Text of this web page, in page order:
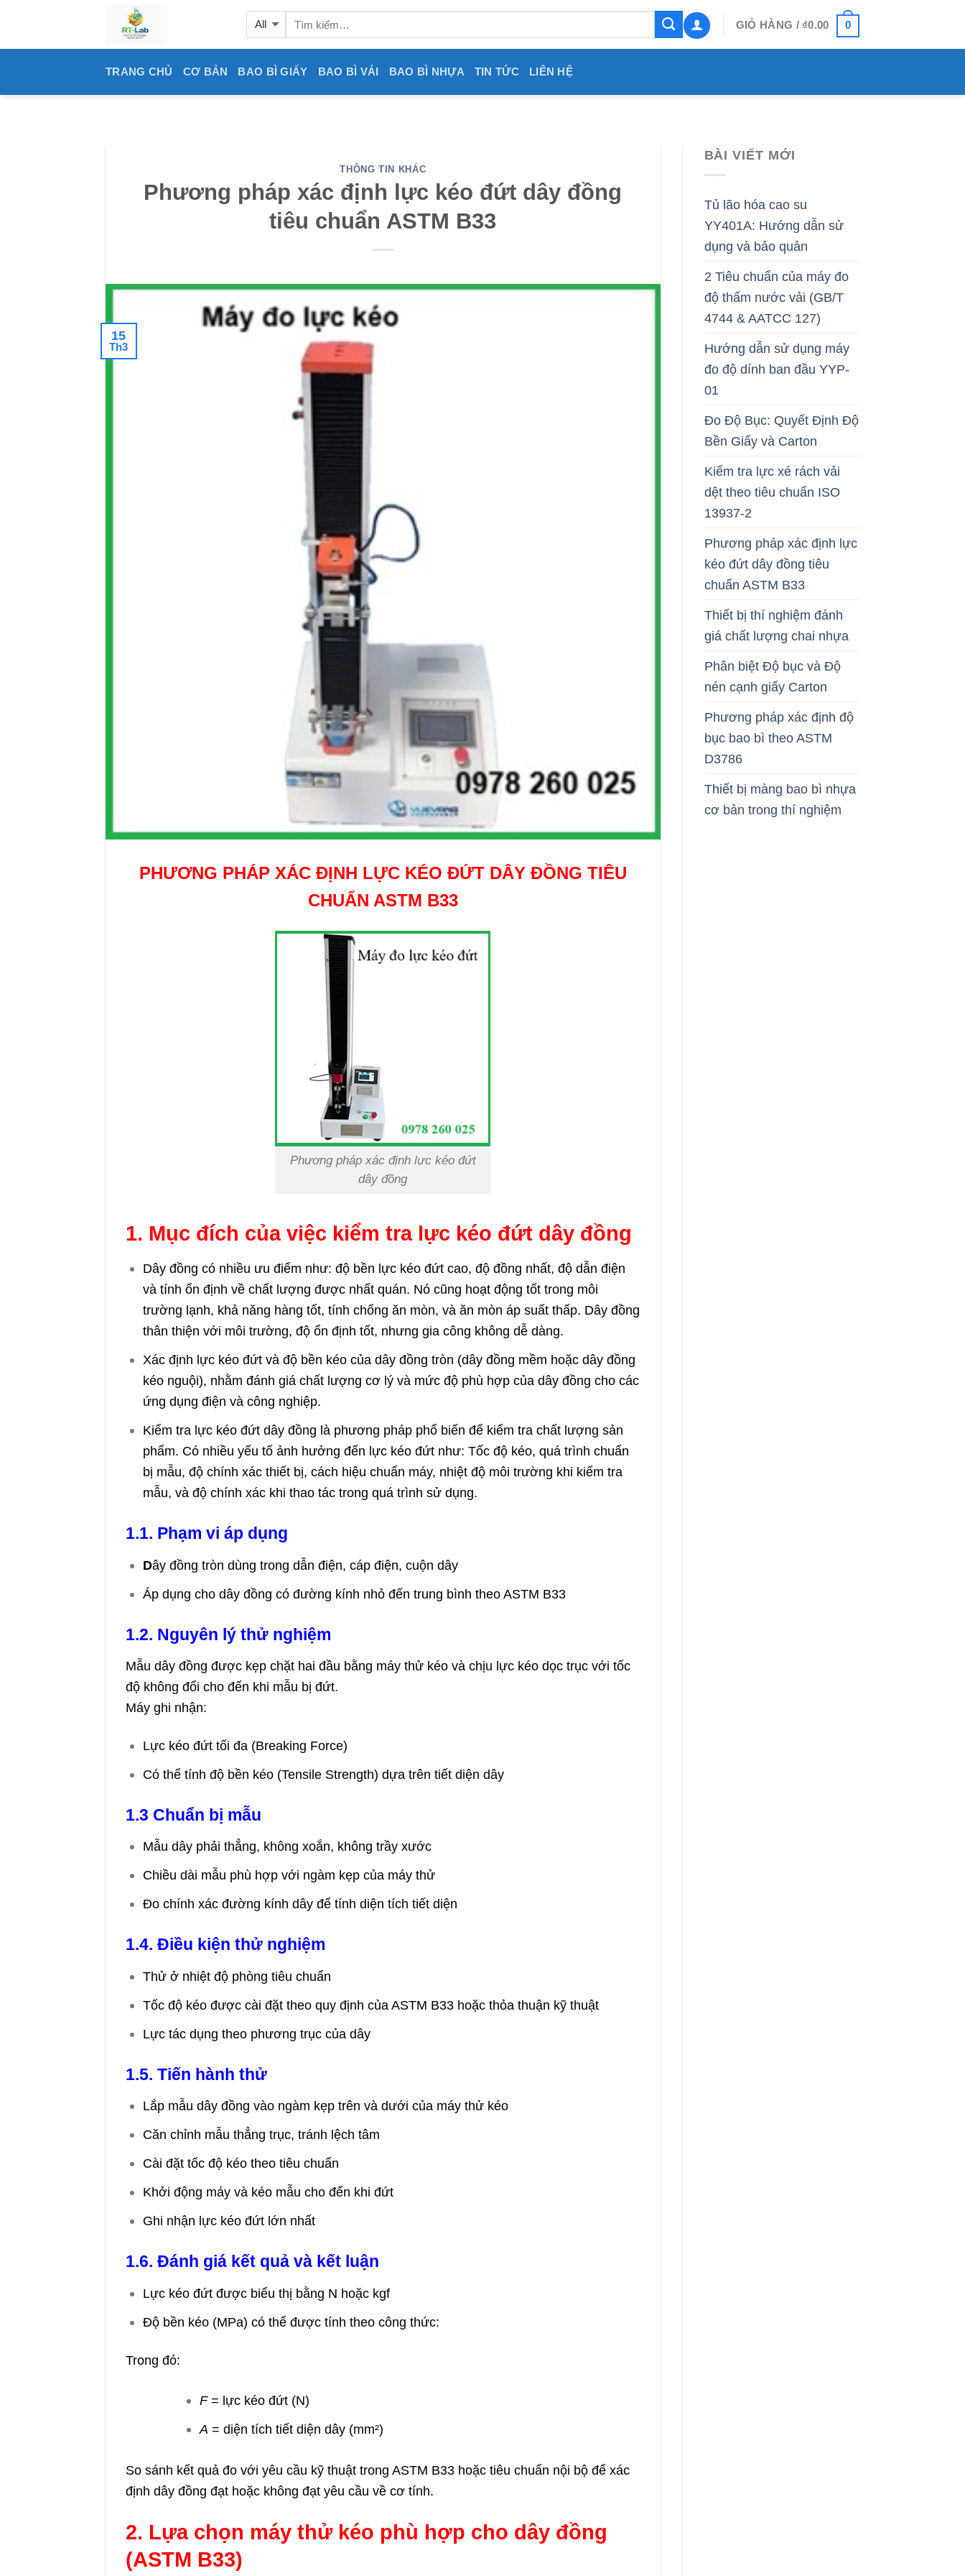
content
GIỎ HÀNG / ₫0.00 0
TRANG CHỦ CƠ BẢN BAO BÌ GIẤY BAO BÌ VẢI BAO BÌ NHỰA TIN TỨC LIÊN HỆ
THÔNG TIN KHÁC
Phương pháp xác định lực kéo đứt dây đồng
tiêu chuẩn ASTM B33
15
Th3
PHƯƠNG PHÁP XÁC ĐỊNH LỰC KÉO ĐỨT DÂY ĐỒNG TIÊU
CHUẨN ASTM B33
Phương pháp xác định lực kéo đứt
dây đồng
1. Mục đích của việc kiểm tra lực kéo đứt dây đồng
Dây đồng có nhiều ưu điểm như: độ bền lực kéo đứt cao, độ đồng nhất, độ dẫn điện
và tính ổn định về chất lượng được nhất quán. Nó cũng hoạt động tốt trong môi
trường lạnh, khả năng hàng tốt, tính chống ăn mòn, và ăn mòn áp suất thấp. Dây đồng
thân thiện với môi trường, độ ổn định tốt, nhưng gia công không dễ dàng.
Xác định lực kéo đứt và độ bền kéo của dây đồng tròn (dây đồng mềm hoặc dây đồng
kéo nguội), nhằm đánh giá chất lượng cơ lý và mức độ phù hợp của dây đồng cho các
ứng dụng điện và công nghiệp.
Kiểm tra lực kéo đứt dây đồng là phương pháp phổ biến để kiểm tra chất lượng sản
phẩm. Có nhiều yếu tố ảnh hưởng đến lực kéo đứt như: Tốc độ kéo, quá trình chuẩn
bị mẫu, độ chính xác thiết bị, cách hiệu chuẩn máy, nhiệt độ môi trường khi kiểm tra
mẫu, và độ chính xác khi thao tác trong quá trình sử dụng.
1.1. Phạm vi áp dụng
Dây đồng tròn dùng trong dẫn điện, cáp điện, cuộn dây
Áp dụng cho dây đồng có đường kính nhỏ đến trung bình theo ASTM B33
1.2. Nguyên lý thử nghiệm
Mẫu dây đồng được kẹp chặt hai đầu bằng máy thử kéo và chịu lực kéo dọc trục với tốc
độ không đổi cho đến khi mẫu bị đứt.
Máy ghi nhận:
Lực kéo đứt tối đa (Breaking Force)
Có thể tính độ bền kéo (Tensile Strength) dựa trên tiết diện dây
1.3 Chuẩn bị mẫu
Mẫu dây phải thẳng, không xoắn, không trầy xước
Chiều dài mẫu phù hợp với ngàm kẹp của máy thử
Đo chính xác đường kính dây để tính diện tích tiết diện
1.4. Điều kiện thử nghiệm
Thử ở nhiệt độ phòng tiêu chuẩn
Tốc độ kéo được cài đặt theo quy định của ASTM B33 hoặc thỏa thuận kỹ thuật
Lực tác dụng theo phương trục của dây
1.5. Tiến hành thử
Lắp mẫu dây đồng vào ngàm kẹp trên và dưới của máy thử kéo
Căn chỉnh mẫu thẳng trục, tránh lệch tâm
Cài đặt tốc độ kéo theo tiêu chuẩn
Khởi động máy và kéo mẫu cho đến khi đứt
Ghi nhận lực kéo đứt lớn nhất
1.6. Đánh giá kết quả và kết luận
Lực kéo đứt được biểu thị bằng N hoặc kgf
Độ bền kéo (MPa) có thể được tính theo công thức:
Trong đó:
F= lực kéo đứt (N)
A = diện tích tiết diện dây (mm²)
So sánh kết quả đo với yêu cầu kỹ thuật trong ASTM B33 hoặc tiêu chuẩn nội bộ để xác
định dây đồng đạt hoặc không đạt yêu cầu về cơ tính.
2. Lựa chọn máy thử kéo phù hợp cho dây đồng
(ASTM B33)
BÀI VIẾT MỚI
Tủ lão hóa cao su
YY401A: Hướng dẫn sử
dụng và bảo quản
2 Tiêu chuẩn của máy đo
độ thấm nước vải (GB/T
4744 & AATCC 127)
Hướng dẫn sử dụng máy
đo độ dính ban đầu YYP-
01
Đo Độ Bục: Quyết Định Độ
Bền Giấy và Carton
Kiểm tra lực xé rách vải
dệt theo tiêu chuẩn ISO
13937-2
Phương pháp xác định lực
kéo đứt dây đồng tiêu
chuẩn ASTM B33
Thiết bị thí nghiệm đánh
giá chất lượng chai nhựa
Phân biệt Độ bục và Độ
nén cạnh giấy Carton
Phương pháp xác định độ
bục bao bì theo ASTM
D3786
Thiết bị màng bao bì nhựa
cơ bản trong thí nghiệm